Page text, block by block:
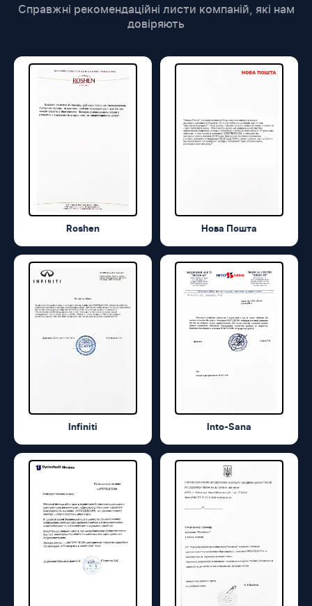
Справжні рекомендаційні листи компаній, які нам
довіряють
Roshen Нова Пошта
Infiniti Into-Sana